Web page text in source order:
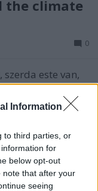
Information
to third parties, or
for
below opt-out
note that after your
seeing
the climate
0
este van,
Démont
menet közben
better,
all